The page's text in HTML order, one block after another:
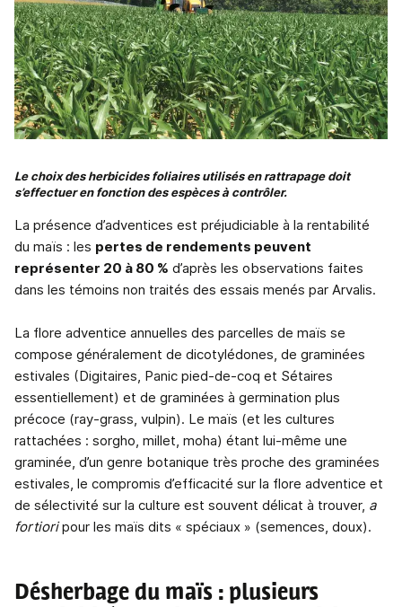
Le choix des herbicides foliaires utilisés en rattrapage doit
s’effectuer en fonction des espèces à contrôler.
La présence d’adventices est préjudiciable à la rentabilité
du maïs : les pertes de rendements peuvent
représenter 20 à 80 % d’après les observations faites
dans les témoins non traités des essais menés par Arvalis.
La flore adventice annuelles des parcelles de maïs se
compose généralement de dicotylédones, de graminées
estivales (Digitaires, Panic pied-de-coq et Sétaires
essentiellement) et de graminées à germination plus
précoce (ray-grass, vulpin). Le maïs (et les cultures
rattachées : sorgho, millet, moha) étant lui-même une
graminée, d’un genre botanique très proche des graminées
estivales, le compromis d’efficacité sur la flore adventice et
de sélectivité sur la culture est souvent délicat à trouver, a
fortioripour les maïs dits « spéciaux » (semences, doux).
Désherbage du maïs : plusieurs